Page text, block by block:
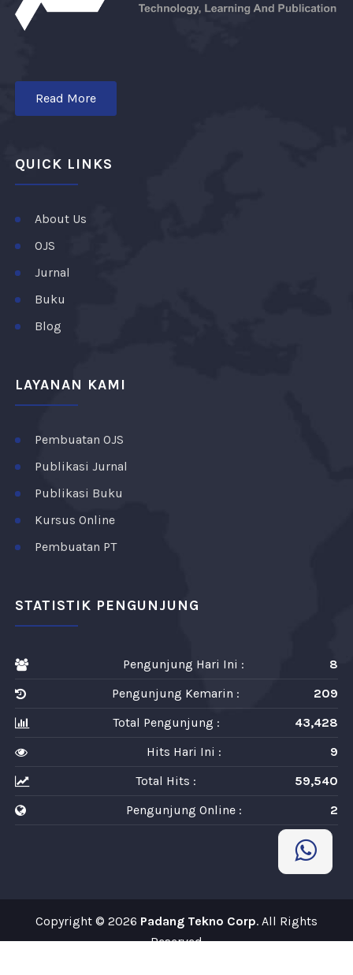
Read More
QUICK LINKS
About Us
OJS
Jurnal
Buku
Blog
LAYANAN KAMI
Pembuatan OJS
Publikasi Jurnal
Publikasi Buku
Kursus Online
Pembuatan PT
STATISTIK PENGUNJUNG
Pengunjung Hari Ini :
8
Pengunjung Kemarin :
209
Total Pengunjung :
43,428
Hits Hari Ini :
9
Total Hits :
59,540
Pengunjung Online :
2
Copyright © 2026 Padang Tekno Corp. All Rights
Reserved